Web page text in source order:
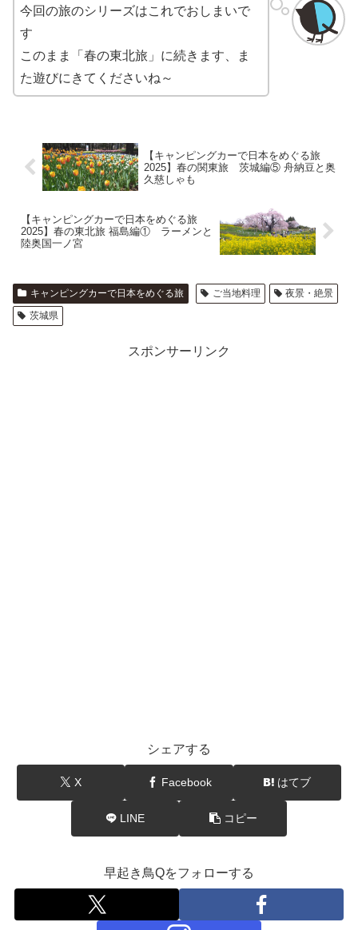
今回の旅のシリーズはこれでおしまいで
す
このまま「春の東北旅」に続きます、ま
た遊びにきてくださいね～
【キャンピングカーで日本をめぐる旅
2025】春の関東旅 茨城編⑤ 舟納豆と奥
久慈しゃも
【キャンピングカーで日本をめぐる旅
2025】春の東北旅 福島編① ラーメンと
陸奥国一ノ宮
キャンピングカーで日本をめぐる旅 ご当地料理
夜景・絶景
茨城県
スポンサーリンク
シェアする
X Facebook はてブ
LINE コピー
早起き鳥Qをフォローする